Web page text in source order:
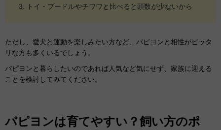
トイ・プードルやチワワと比べると頭数が少ないから
ただし、愛犬と運動を楽しみたい方など、パピヨンと相性がピッタ
リな方も多くいるでしょう。
パピヨンと暮らしたいのであれば人気など気にせず、家族に迎える
ことを検討してみてください。
パピヨンは育てやすい？飼い方のポ